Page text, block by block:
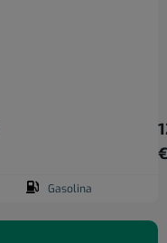
Gasolina